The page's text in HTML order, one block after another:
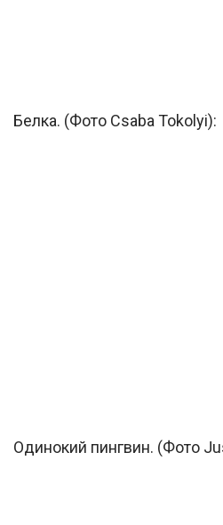
Белка. (Фото Csaba Tokolyi):
Одинокий пингвин. (Фото